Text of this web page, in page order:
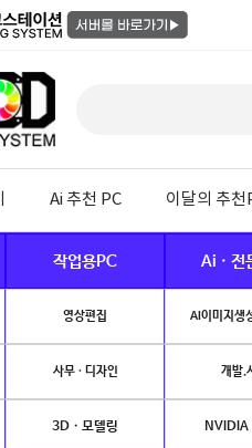
Ai 추천 PC 이달의 추천
작업용PC Ai · 전
영상편집 AI이미지생
사무 · 디자인 개발.
3D · 모델링 NVIDIA